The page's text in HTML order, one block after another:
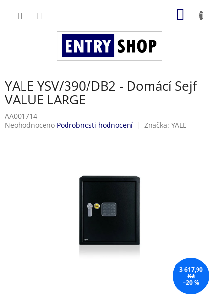
YALE YSV/390/DB2 - Domácí Sejf
VALUE LARGE
AA001714
Průměrné
Neohodnoceno Podrobnosti hodnocení Značka: YALE
3 617,90
Kč
–20 %